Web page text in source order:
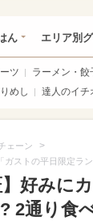
ん エリア別
ツ ラーメン・餃
めし 達人のイチ
ェーン >
ガストの平日限定ラ
】好みに
2通り食